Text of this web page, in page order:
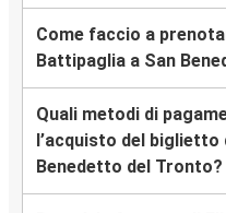
Come faccio a
Battipaglia a San
Quali metodi di
l’acquisto del
Benedetto del Tronto?